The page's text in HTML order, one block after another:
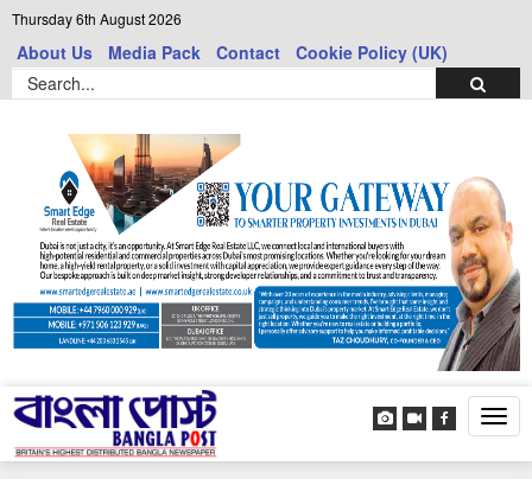
Thursday 6th August 2026
About Us Media Pack Contact Cookie Policy (UK)